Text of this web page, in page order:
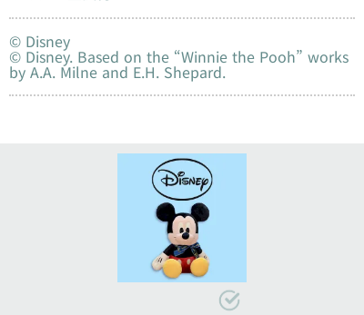
© Disney
© Disney. Based on the “Winnie the Pooh” works
by A.A. Milne and E.H. Shepard.